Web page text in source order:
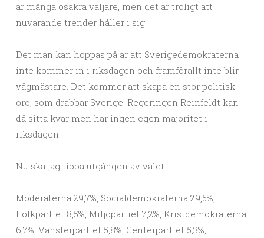
är många osäkra väljare, men det är troligt att
nuvarande trender håller i sig.
Det man kan hoppas på är att Sverigedemokraterna
inte kommer in i riksdagen och framförallt inte blir
vågmästare. Det kommer att skapa en stor politisk
oro, som drabbar Sverige. Regeringen Reinfeldt kan
då sitta kvar men har ingen egen majoritet i
riksdagen.
Nu ska jag tippa utgången av valet:
Moderaterna 29,7%, Socialdemokraterna 29,5%,
Folkpartiet 8,5%, Miljöpartiet 7,2%, Kristdemokraterna
6,7%, Vänsterpartiet 5,8%, Centerpartiet 5,3%,